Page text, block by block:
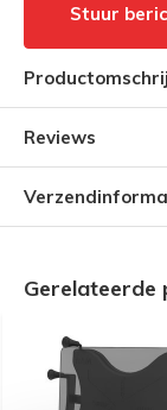
Stuur
Reviews
Gerelateerde